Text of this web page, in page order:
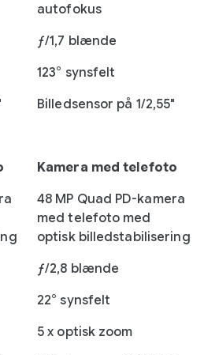
autofokus
ƒ/1,7 blænde
123° synsfelt
Billedsensor på 1/2,55"
Kamera med telefoto
48 MP Quad PD-kamera
med telefoto med
optisk billedstabilisering
ƒ/2,8 blænde
22° synsfelt
5 x optisk zoom